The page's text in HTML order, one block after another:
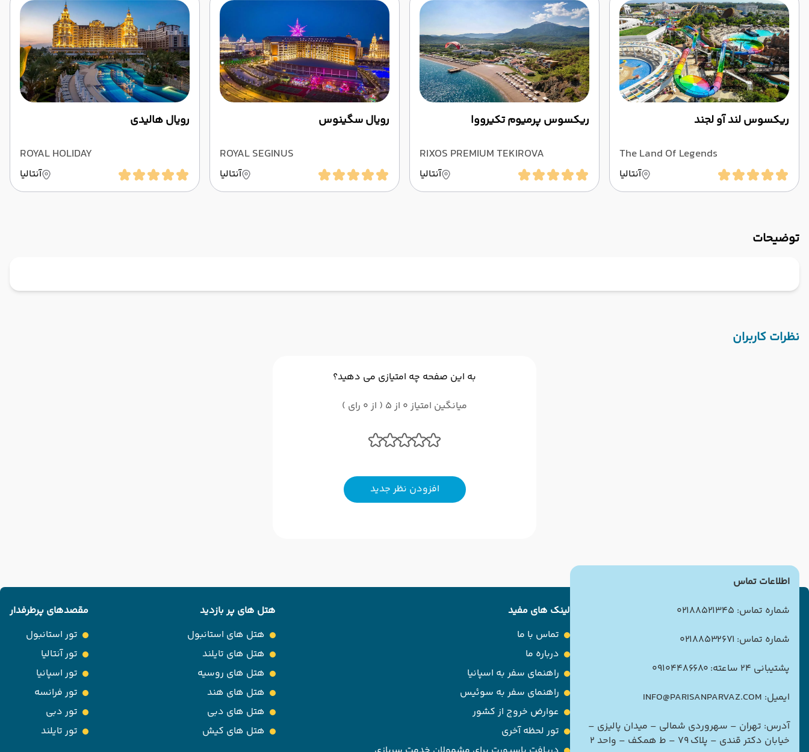
ریکسوس لند آو لجند
The Land Of Legends
آنتالیا
ریکسوس پرمیوم تکیرووا
RIXOS PREMIUM TEKIROVA
آنتالیا
رویال سگینوس
ROYAL SEGINUS
آنتالیا
رویال هالیدی
ROYAL HOLIDAY
آنتالیا
توضیحات
نظرات کاربران
به این صفحه چه امتیازی می دهید؟
میانگین امتیاز 0 از 5 ( از 0 رای )
افزودن نظر جدید
اطلاعات تماس
شماره تماس: 02188521345
شماره تماس: 02188532671
پشتیبانی 24 ساعته: 09104486680
ایمیل: INFO@PARISANPARVAZ.COM
آدرس: تهران – سهروردی شمالی – میدان پالیزی –
خیابان دکتر قندی – پلاک ۷۹ – ط همکف – واحد ۲
لینک های مفید
تماس با ما
درباره ما
راهنمای سفر به اسپانیا
راهنمای سفر به سوئیس
عوارض خروج از کشور
تور لحظه آخری
هتل های پر بازدید
هتل های استانبول
هتل های تایلند
هتل های روسیه
هتل های هند
هتل های دبی
هتل های کیش
مقصدهای پرطرفدار
تور استانبول
تور آنتالیا
تور اسپانیا
تور فرانسه
تور دبی
تور تایلند